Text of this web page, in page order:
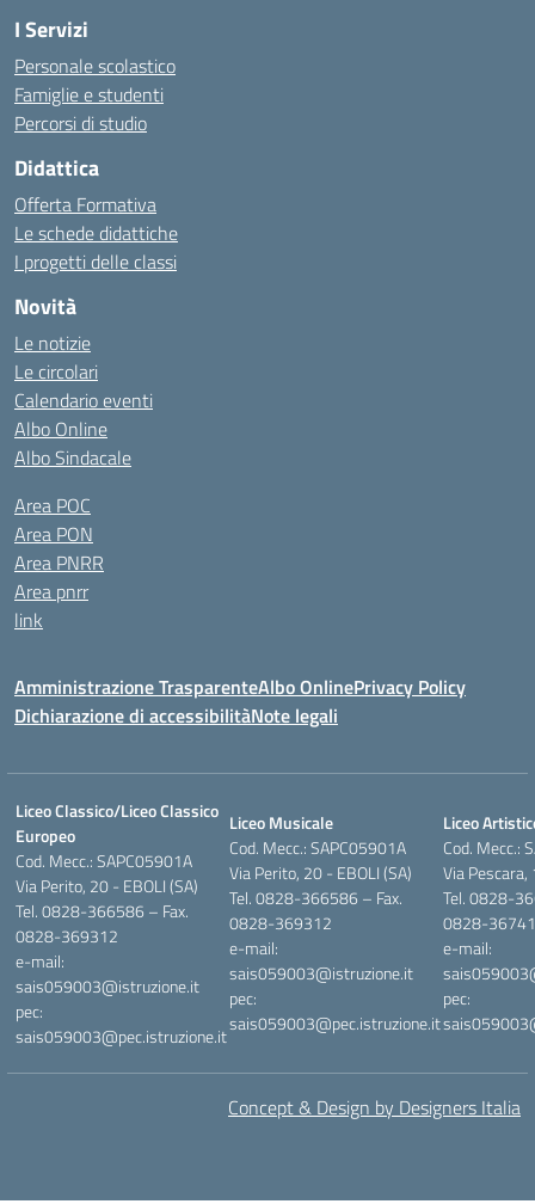
I Servizi
Personale scolastico
Famiglie e studenti
Percorsi di studio
Didattica
Offerta Formativa
Le schede didattiche
I progetti delle classi
Novità
Le notizie
Le circolari
Calendario eventi
Albo Online
Albo Sindacale
Area POC
Area PON
Area PNRR
Area pnrr
link
Amministrazione TrasparenteAlbo OnlinePrivacy Policy
Dichiarazione di accessibilitàNote legali
Liceo Classico/Liceo Classico
Europeo
Cod. Mecc.: SAPC05901A
Via Perito, 20 - EBOLI (SA)
Tel. 0828-366586 – Fax.
0828-369312
e-mail:
sais059003@istruzione.it
pec:
sais059003@pec.istruzione.it
Liceo Musicale
Cod. Mecc.: SAPC05901A
Via Perito, 20 - EBOLI (SA)
Tel. 0828-366586 – Fax.
0828-369312
e-mail:
sais059003@istruzione.it
pec:
sais059003@pec.istruzione.it
Liceo
Cod. Mecc.:
Via
Tel. 0828-
0828-
e-mail:
pec:
Concept & Design by Designers Italia